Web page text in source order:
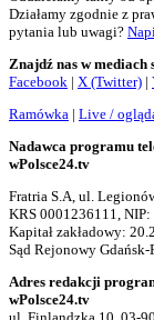
Działamy zgodnie z
pytania lub uwagi?
Znajdź nas w mediach
Facebook | X (Twitter) |
Ramówka | Live /
Nadawca programu
wPolsce24.tv
Fratria S.A, ul.
KRS 0001236111,
Kapitał zakładowy:
Sąd Rejonowy Gdańsk-
Adres redakcji
wPolsce24.tv